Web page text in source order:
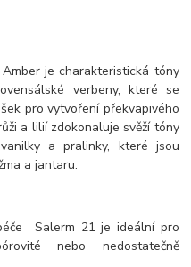
je charakteristická tóny
verbeny, které se
pro vytvoření překvapivého
a lilií zdokonaluje svěží tóny
a pralinky, které jsou
a jantaru.
Salerm 21 je ideální pro
nebo nedostatečně